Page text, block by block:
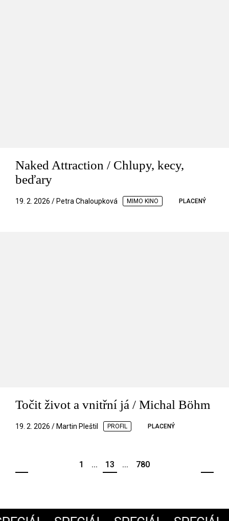
Naked Attraction / Chlupy, kecy,
beďary
19. 2. 2026 / Petra Chaloupková MIMO KINO PLACENÝ
Točit život a vnitřní já / Michal Böhm
19. 2. 2026 / Martin Pleštil PROFIL PLACENÝ
1 ... 13 ... 780